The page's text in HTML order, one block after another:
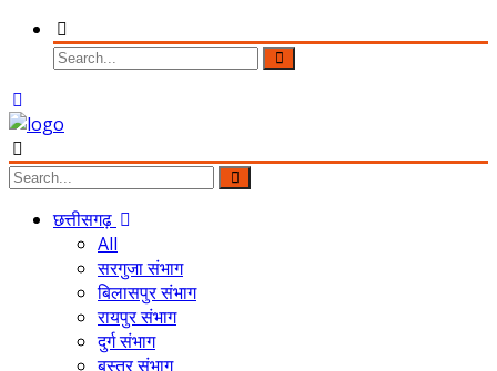
छत्तीसगढ़
All
सरगुजा संभाग
बिलासपुर संभाग
रायपुर संभाग
दुर्ग संभाग
बस्तर संभाग